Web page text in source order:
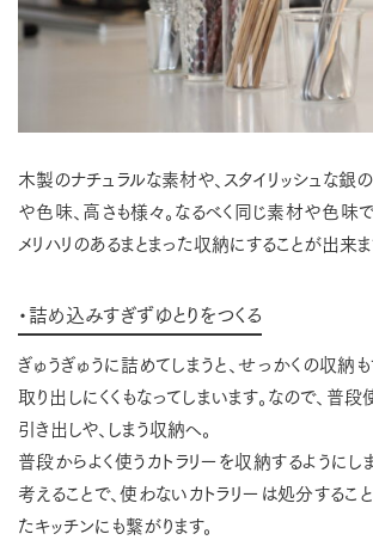
木製のナチュラルな素材や、スタイリッシュな銀
や色味、高さも様々。なるべく同じ素材や色味
メリハリのあるまとまった収納にすることが出来ま
・詰め込みすぎずゆとりをつくる
ぎゅうぎゅうに詰めてしまうと、せっかくの収納も
取り出しにくくもなってしまいます。なので、普
引き出しや、しまう収納へ。
普段からよく使うカトラリーを収納するようにし
考えることで、使わないカトラリーは処分するこ
たキッチンにも繋がります。